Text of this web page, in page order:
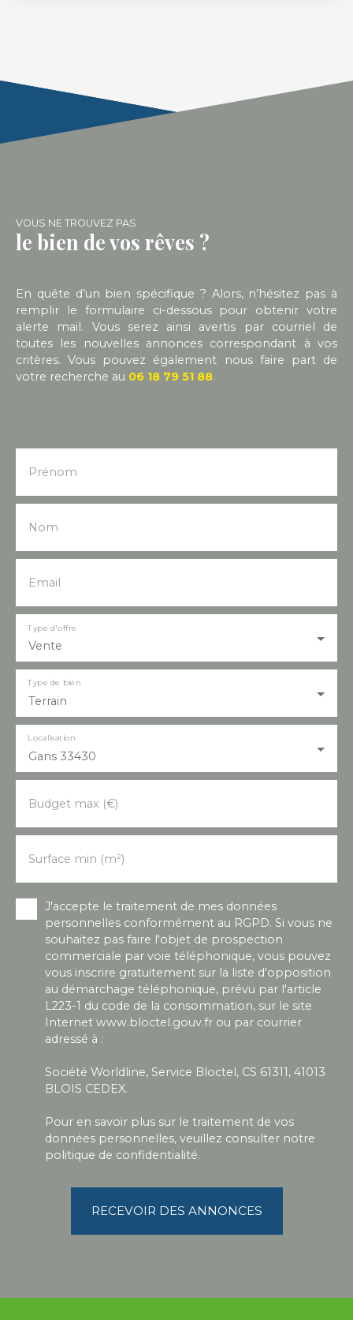
proximité. Un second terrain mitoyen de 1990m²,
dont 1101 constructible peut constituer un projet
plus vaste comme une habitation principale sur
un lot combiné à un investissement locatif sur
VOUS NE TROUVEZ PAS
le bien de vos rêves ?
En quête d’un bien spécifique ? Alors, n’hésitez pas à
remplir le formulaire ci-dessous pour obtenir votre
alerte mail. Vous serez ainsi avertis par courriel de
toutes les nouvelles annonces correspondant à vos
critères. Vous pouvez également nous faire part de
votre recherche au 06 18 79 51 88.
Prénom
Nom
Email
Vente
Type d'offre
Terrain
Type de bien
Gans 33430
Localisation
Budget max (€)
Surface min (m²)
J'accepte le traitement de mes données
personnelles conformément au RGPD. Si vous ne
souhaitez pas faire l'objet de prospection
commerciale par voie téléphonique, vous pouvez
vous inscrire gratuitement sur la liste d'opposition
au démarchage téléphonique, prévu par l'article
L223-1 du code de la consommation, sur le site
Internet www.bloctel.gouv.fr ou par courrier
adressé à :
Société Worldline, Service Bloctel, CS 61311, 41013
BLOIS CEDEX.
Pour en savoir plus sur le traitement de vos
données personnelles, veuillez consulter notre
politique de confidentialité.
RECEVOIR DES ANNONCES